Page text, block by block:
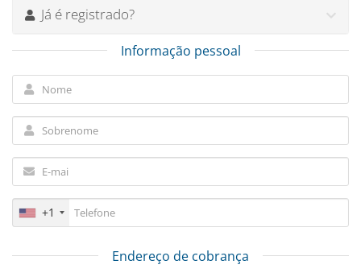
Já é registrado?
Informação pessoal
+1
Endereço de cobrança